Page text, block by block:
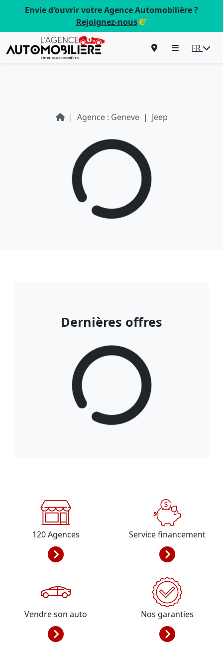
Envie d'ouvrir votre Agence Automobilière ?
Rejoignez-nous
FR
Agence : Geneve Jeep
Dernières offres
120Agences Service financement
Vendre son auto Nos garanties